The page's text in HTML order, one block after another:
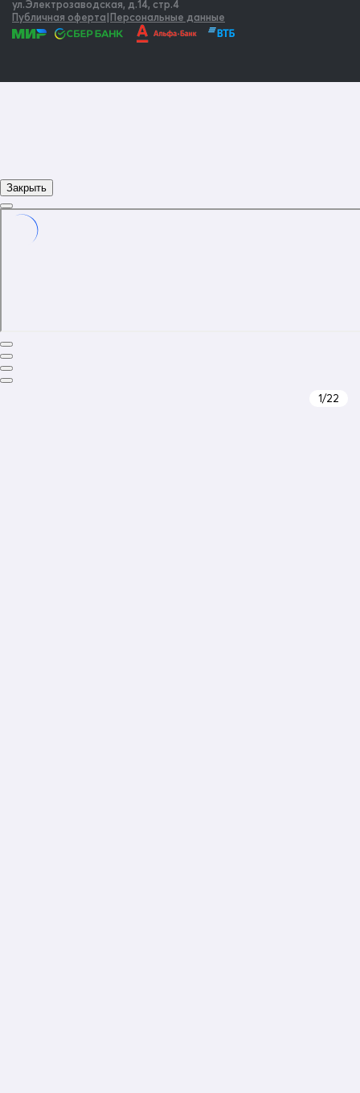
1/22
ул.Электрозаводская, д.14, стр.4
Публичная оферта|Персональные данные
Закрыть